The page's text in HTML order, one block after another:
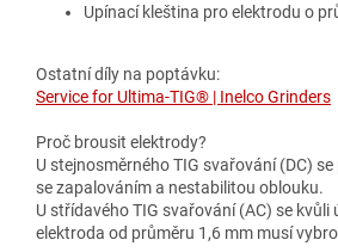
Upínací kleština pro elektrodu o
Ostatní díly na poptávku:
Service for Ultima-TIG® | Inelco Grinders
Proč brousit elektrody?
U stejnosměrného TIG svařování (DC)
se zapalováním a nestabilitou oblouku.
U střídavého TIG svařování (AC) se kvůli
elektroda od průměru 1,6 mm musí